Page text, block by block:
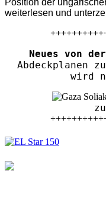
weiterlesen und
Neues von
Abdeckplanen
wird